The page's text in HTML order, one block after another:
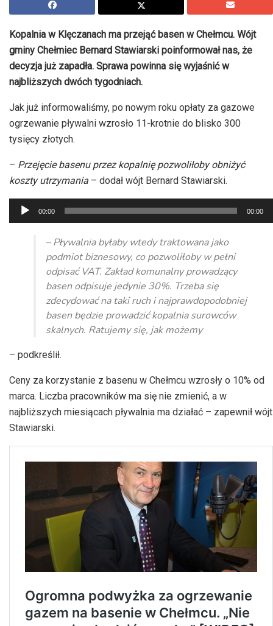
Kopalnia w Klęczanach ma przejąć basen w Chełmcu. Wójt
gminy Chełmiec Bernard Stawiarski poinformował nas, że
decyzja już zapadła. Sprawa powinna się wyjaśnić w
najbliższych dwóch tygodniach.
Jak już informowaliśmy, po nowym roku opłaty za gazowe
ogrzewanie pływalni wzrosło 11-krotnie do blisko 300
tysięcy złotych.
– Przejęcie basenu przez kopalnię pozwoliłoby obniżyć
koszty utrzymania – dodał wójt Bernard Stawiarski.
Odtwarzacz
plików
dźwiękowych
00:00 00:00
– Pływalnia byłaby wtedy traktowana jako
podmiot biznesowy, co pozwoliłoby w pełni
odpisać VAT. Zakład komunalny prowadzący
basen odpisuje jedynie 30%. Trzeba się
zdecydować na taki ruch i najprawdopodobniej
basen będzie prowadzić kopalnia surowców
skalnych. Ratujemy się, jak możemy
– podkreślił.
Ceny za korzystanie z basenu w Chełmcu wzrosły o 10% od
marca. Liczba pracowników ma się nie zmienić, a w
najbliższych miesiącach pływalnia ma działać – zapewnił wójt
Stawiarski.